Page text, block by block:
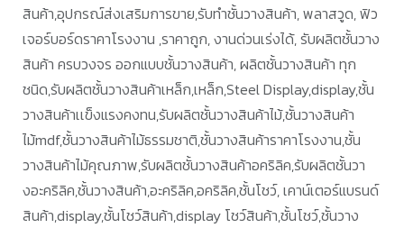
สินค้า,อุปกรณ์ส่งเสริมการขาย,รับทำชั้นวางสินค้า, พลาสวูด, ฟิว
เจอร์บอร์ดราคาโรงงาน ,ราคาถูก, งานด่วนเร่งได้, รับผลิตชั้นวาง
สินค้า ครบวงจร ออกแบบชั้นวางสินค้า, ผลิตชั้นวางสินค้า ทุก
ชนิด,รับผลิตชั้นวางสินค้าเหล็ก,เหล็ก,Steel Display,display,ชั้น
วางสินค้าเเข็งแรงคงทน,รับผลิตชั้นวางสินค้าไม้,ชั้นวางสินค้า
ไม้mdf,ชั้นวางสินค้าไม้ธรรมชาติ,ชั้นวางสินค้าราคาโรงงาน,ชั้น
วางสินค้าไม้คุณภาพ,รับผลิตชั้นวางสินค้าอคริลิค,รับผลิตชั้นวา
งอะคริลิค,ชั้นวางสินค้า,อะคริลิค,อคริลิค,ชั้นโชว์, เคาน์เตอร์แบรนด์
สินค้า,display,ชั้นโชว์สินค้า,display โชว์สินค้า,ชั้นโชว์,ชั้นวาง